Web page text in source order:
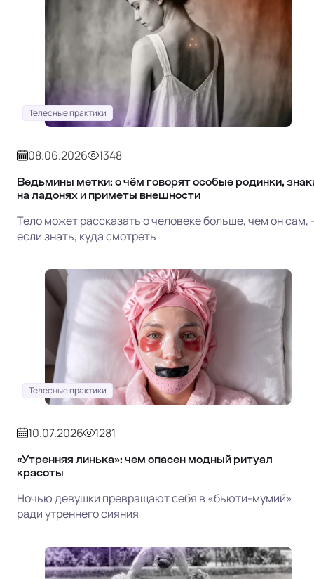
Телесные практики
08.06.2026 1348
Ведьмины метки: о чём говорят особые родинки,
на ладонях и приметы внешности
Тело может рассказать о человеке больше, чем он сам,
если знать, куда смотреть
Телесные практики
10.07.2026 1281
«Утренняя линька»: чем опасен модный ритуал
красоты
Ночью девушки превращают себя в «бьюти-мумий»
ради утреннего сияния